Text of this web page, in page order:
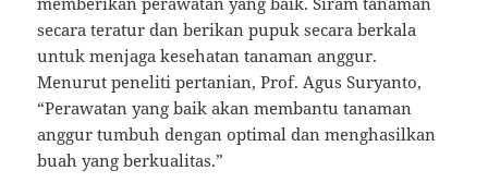
secara teratur dan berikan pupuk secara berkala
untuk menjaga kesehatan tanaman anggur.
Menurut peneliti pertanian, Prof. Agus Suryanto,
“Perawatan yang baik akan membantu tanaman
anggur tumbuh dengan optimal dan menghasilkan
buah yang berkualitas.”